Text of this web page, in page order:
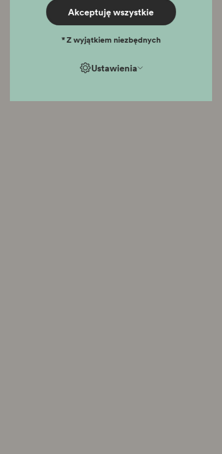
Ustawienia
Akceptuję wszystkie
*Z wyjątkiem niezbędnych